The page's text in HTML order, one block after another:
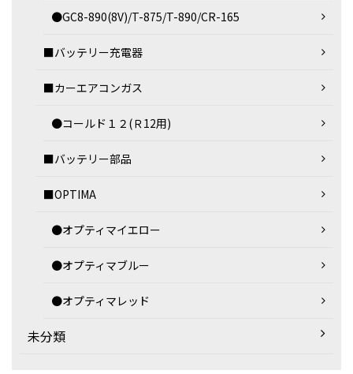
●GC8-890(8V)/T-875/T-890/CR-165
■バッテリー充電器
■カーエアコンガス
●コールド１２(Ｒ12用)
■バッテリー部品
■OPTIMA
●オプティマイエロー
●オプティマブルー
●オプティマレッド
未分類